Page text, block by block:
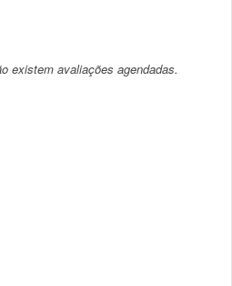
existem avaliações agendadas.